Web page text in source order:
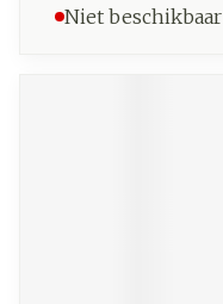
Niet beschikbaar